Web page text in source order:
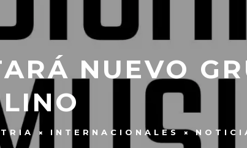
NUEVO
INTERNACIONALES